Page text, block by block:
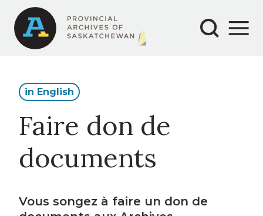
contenu
principal
Secondary
navigation
Main
navigation
in English
Faire don de
documents
Vous songez à faire un don de